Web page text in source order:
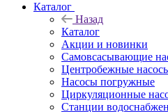
Каталог
Назад
Каталог
Акции и новинки
Самовсасывающие
Центробежные
Насосы погружные
Циркуляционные
Станции